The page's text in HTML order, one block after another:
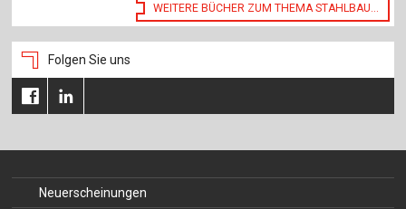
Für Autor:innen
WEITERE BÜCHER ZUM THEMA STAHLBAU...
Folgen Sie uns
Neuerscheinungen